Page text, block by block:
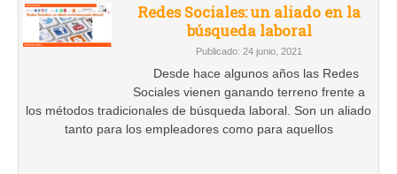
Redes Sociales: un aliado en la
búsqueda laboral
Publicado: 24 junio, 2021
Desde hace algunos años las Redes
Sociales vienen ganando terreno frente a
los métodos tradicionales de búsqueda laboral. Son un aliado
tanto para los empleadores como para aquellos